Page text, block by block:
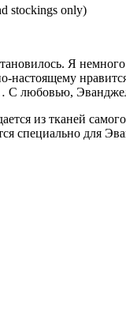
stockings only)
Я
С любовью,
из тканей
специально для